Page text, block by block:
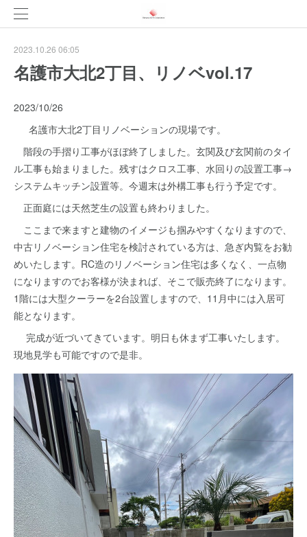
2023.10.26 06:05
名護市大北2丁目、リノベvol.17
2023/10/26
名護市大北2丁目リノベーションの現場です。
階段の手摺り工事がほぼ終了しました。玄関及び玄関前のタイ
ル工事も始まりました。残すはクロス工事、水回りの設置工事→
システムキッチン設置等。今週末は外構工事も行う予定です。
正面庭には天然芝生の設置も終わりました。
ここまで来ますと建物のイメージも掴みやすくなりますので、
中古リノベーション住宅を検討されている方は、急ぎ内覧をお勧
めいたします。RC造のリノベーション住宅は多くなく、一点物
になりますのでお客様が決まれば、そこで販売終了になります。
1階には大型クーラーを2台設置しますので、11月中には入居可
能となります。
完成が近づいてきています。明日も休まず工事いたします。
現地見学も可能ですので是非。